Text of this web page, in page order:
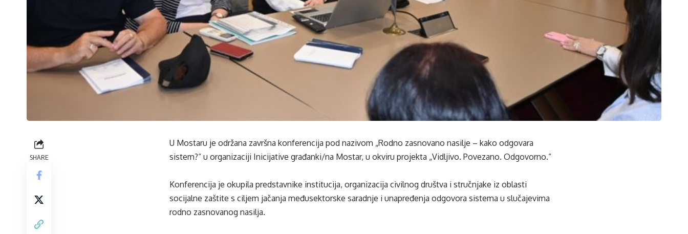
SHARE
U Mostaru je održana završna konferencija pod nazivom „Rodno zasnovano nasilje – kako odgovara
sistem?“ u organizaciji Inicijative građanki/na Mostar, u okviru projekta „Vidljivo. Povezano. Odgovorno.“
Konferencija je okupila predstavnike institucija, organizacija civilnog društva i stručnjake iz oblasti
socijalne zaštite s ciljem jačanja međusektorske saradnje i unapređenja odgovora sistema u slučajevima
rodno zasnovanog nasilja.